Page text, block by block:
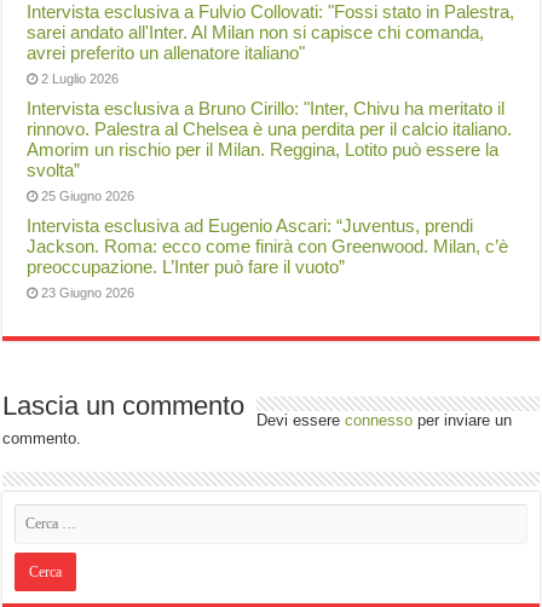
Intervista esclusiva a Fulvio Collovati: "Fossi stato in Palestra,
sarei andato all'Inter. Al Milan non si capisce chi comanda,
avrei preferito un allenatore italiano"
2 Luglio 2026
Intervista esclusiva a Bruno Cirillo: "Inter, Chivu ha meritato il
rinnovo. Palestra al Chelsea è una perdita per il calcio italiano.
Amorim un rischio per il Milan. Reggina, Lotito può essere la
svolta”
25 Giugno 2026
Intervista esclusiva ad Eugenio Ascari: “Juventus, prendi
Jackson. Roma: ecco come finirà con Greenwood. Milan, c’è
preoccupazione. L’Inter può fare il vuoto”
23 Giugno 2026
Lascia un commento Devi essereconnesso per inviare un
commento.